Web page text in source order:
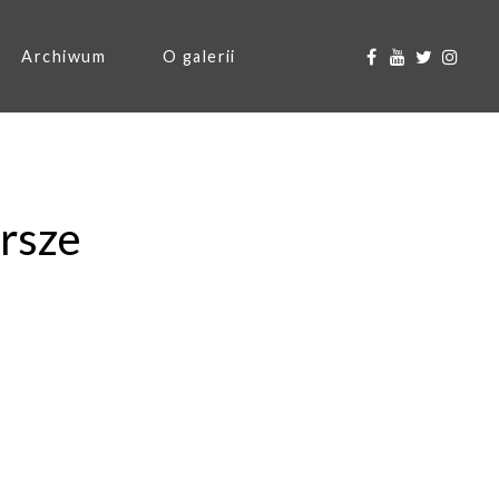
Archiwum O galerii